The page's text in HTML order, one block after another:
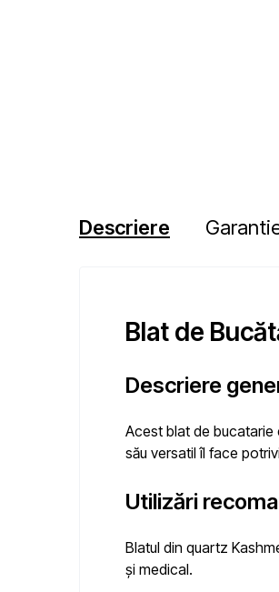
Descriere
Blat de
Descriere
Acest blat de bucatarie
său versatil îl face
Utilizări
Blatul din quartz
și medical.